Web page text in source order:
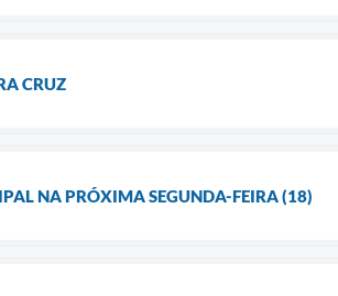
CRUZ
NA PRÓXIMA SEGUNDA-FEIRA (18)